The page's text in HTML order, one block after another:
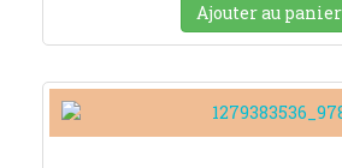
Ajouter au panier